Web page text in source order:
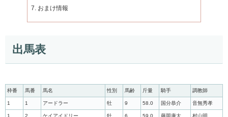
おまけ情報
出馬表
枠番 馬番 馬名 性別 馬齢 斤量 騎手 調教師
1 1 アードラー 牡 9 58.0 国分恭介 音無秀孝
1 2 ケイアイドリー 牡 6 59.0 藤岡康太 村山明